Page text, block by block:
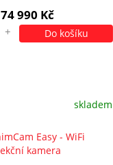
74 990 Kč
+ Do košíku
skladem